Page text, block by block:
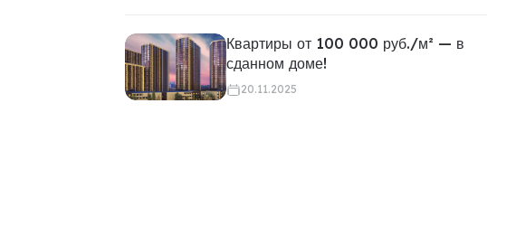
Квартиры от 100 000 руб./м² — в
сданном доме!
20.11.2025